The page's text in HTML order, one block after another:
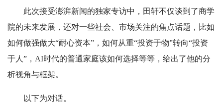
此次接受澎湃新闻的独家专访中，田轩不仅谈到了商学
院的未来发展，还对一些社会、市场关注的焦点话题，比如
如何做强做大“耐心资本”，如何从重“投资于物”转向“投资
于人”，AI时代的普通家庭该如何选择等等，给出了他的分
析视角与框架。
以下为对话。